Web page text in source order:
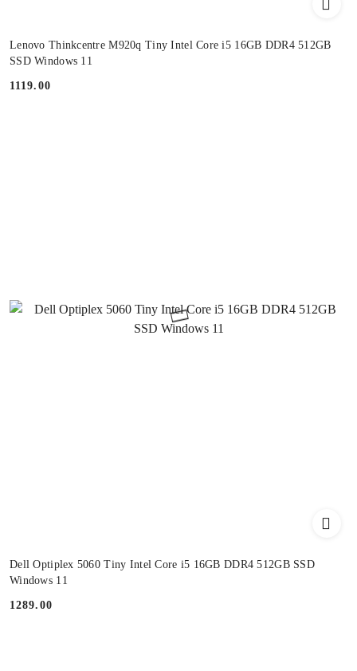
Lenovo Thinkcentre M920q Tiny Intel Core i5 16GB DDR4 512GB
SSD Windows 11
Cena:
1119.00
Dell Optiplex 5060 Tiny Intel Core i5 16GB DDR4 512GB SSD
Windows 11
Cena:
1289.00